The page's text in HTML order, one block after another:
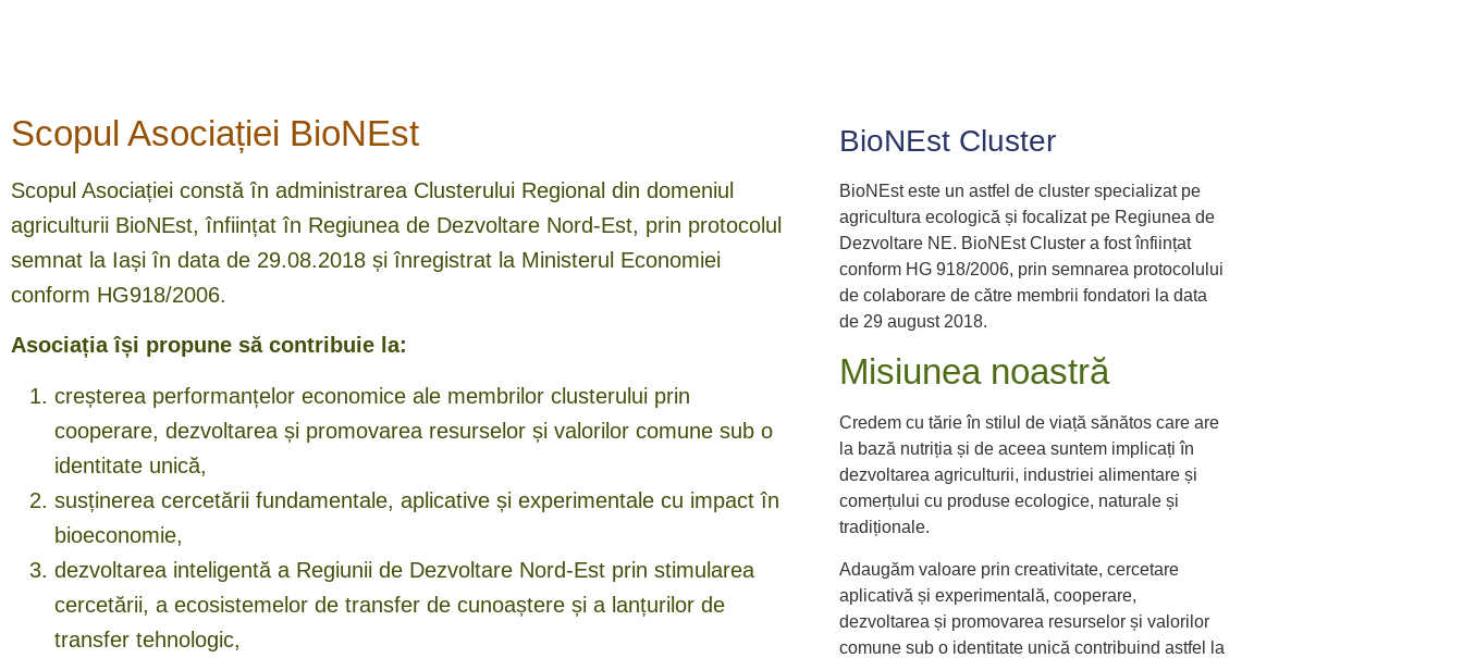
Scopul Asociației BioNEst
Scopul Asociației constă în administrarea Clusterului Regional din domeniul
agriculturii BioNEst, înființat în Regiunea de Dezvoltare Nord-Est, prin protocolul
semnat la Iași în data de 29.08.2018 și înregistrat la Ministerul Economiei
conform HG918/2006.
Asociația își propune să contribuie la:
creșterea performanțelor economice ale membrilor clusterului prin
cooperare, dezvoltarea și promovarea resurselor și valorilor comune sub o
identitate unică,
susținerea cercetării fundamentale, aplicative și experimentale cu impact în
bioeconomie,
dezvoltarea inteligentă a Regiunii de Dezvoltare Nord-Est prin stimularea
cercetării, a ecosistemelor de transfer de cunoaștere și a lanțurilor de
transfer tehnologic,
BioNEst Cluster
BioNEst este un astfel de cluster specializat pe
agricultura ecologică și focalizat pe Regiunea de
Dezvoltare NE. BioNEst Cluster a fost înființat
conform HG 918/2006, prin semnarea protocolului
de colaborare de către membrii fondatori la data
de 29 august 2018.
Misiunea noastră
Credem cu tărie în stilul de viață sănătos care are
la bază nutriția și de aceea suntem implicați în
dezvoltarea agriculturii, industriei alimentare și
comerțului cu produse ecologice, naturale și
tradiționale.
Adaugăm valoare prin creativitate, cercetare
aplicativă și experimentală, cooperare,
dezvoltarea și promovarea resurselor și valorilor
comune sub o identitate unică contribuind astfel la